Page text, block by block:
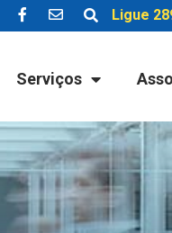
Ligue
Serviços